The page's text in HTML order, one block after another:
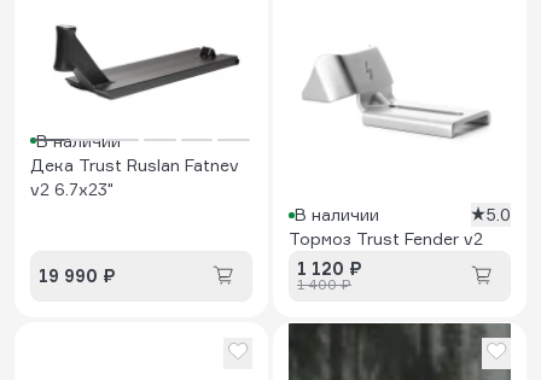
В наличии
Дека Trust Ruslan Fatnev
v2 6.7x23"
19 990 ₽
В наличии
5.0
Тормоз Trust Fender v2
1 120 ₽
1 400 ₽